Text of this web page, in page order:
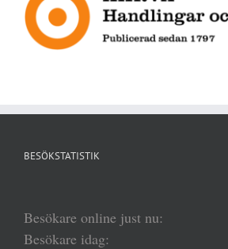
BESÖKSTATISTIK
Besökare online just nu:
Besökare idag: